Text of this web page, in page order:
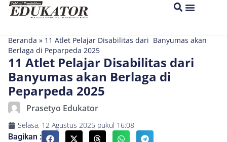
Beranda » 11 Atlet Pelajar Disabilitas dari Banyumas akan
Berlaga di Peparpeda 2025
11 Atlet Pelajar Disabilitas dari
Banyumas akan Berlaga di
Peparpeda 2025
Prasetyo Edukator
Selasa, 12 Agustus 2025 pukul 16:08
Bagikan :